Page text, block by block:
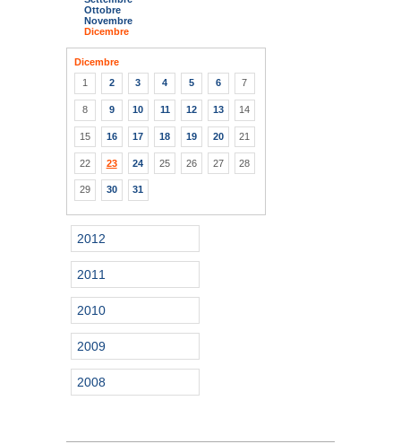
Ottobre
Novembre
Dicembre
Dicembre
1
2 3 4 5 6 7
8 9 10 11 12 13 14
15 16 17 18 19 20 21
22 23 24 25 26 27 28
29 30 31
2012
2011
2010
2009
2008